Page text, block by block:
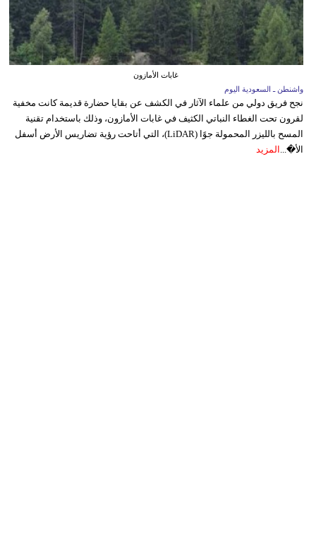
غابات الأمازون
واشنطن ـ السعودية اليوم
نجح فريق دولي من علماء الآثار في الكشف عن بقايا حضارة قديمة كانت مخفية
لقرون تحت الغطاء النباتي الكثيف في غابات الأمازون، وذلك باستخدام تقنية
المسح بالليزر المحمولة جوًا (LiDAR)، التي أتاحت رؤية تضاريس الأرض أسفل
الأ�... المزيد